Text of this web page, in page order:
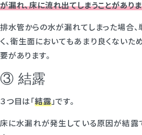
が漏れ、床に流れ出てしまうことがありま
排水管からの水が漏れてしまった場合
く、衛生面においてもあまり良くないた
要があります。
③ 結露
３つ目は「結露」です。
床に水漏れが発生している原因が結露